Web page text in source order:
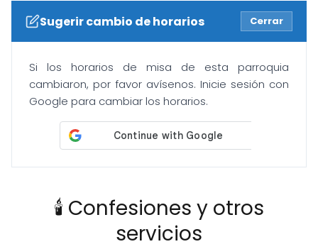
Sugerir cambio de horarios Cerrar
Si los horarios de misa de esta parroquia
cambiaron, por favor avísenos. Inicie sesión con
Google para cambiar los horarios.
🕯️ Confesiones y otros
servicios